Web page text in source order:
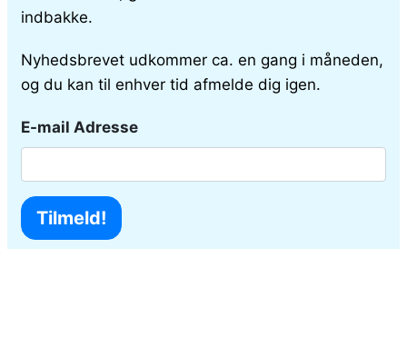
indbakke.
Nyhedsbrevet udkommer ca. en gang i måneden,
og du kan til enhver tid afmelde dig igen.
E-mail Adresse